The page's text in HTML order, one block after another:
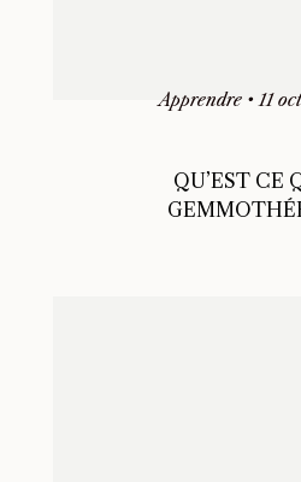
Apprendre •11
QU’EST CE